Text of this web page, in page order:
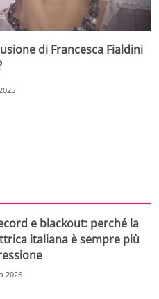
di Francesca Fialdini
e blackout: perché la
italiana è sempre più
2026